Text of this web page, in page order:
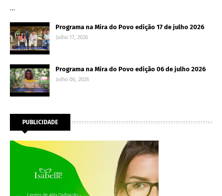
…
Programa na Mira do Povo edição 17 de julho 2026
Julho 17, 2026
Programa na Mira do Povo edição 06 de julho 2026
Julho 06, 2026
PUBLICIDADE